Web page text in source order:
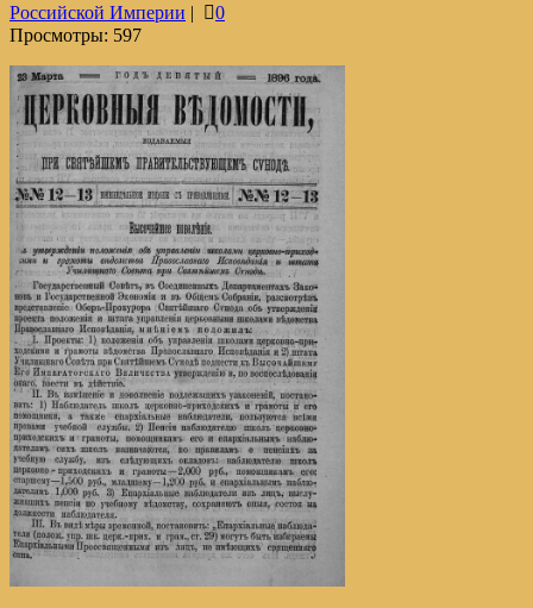
Российской Империи |
0
Просмотры: 597